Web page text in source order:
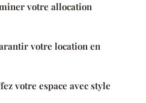
votre allocation
votre location en
votre espace avec style